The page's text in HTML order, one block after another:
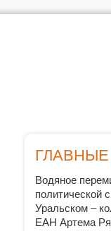
Водяное
политической
Уральском –
ЕАН Артема